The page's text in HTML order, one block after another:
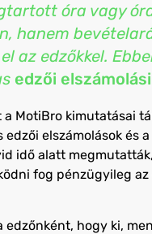
óra vagy
hanem
az edzőkkel.
edzői
a MotiBro kimutatásai
edzői elszámolások és
idő alatt
fog pénzügyileg az
edzőnként, hogy ki,